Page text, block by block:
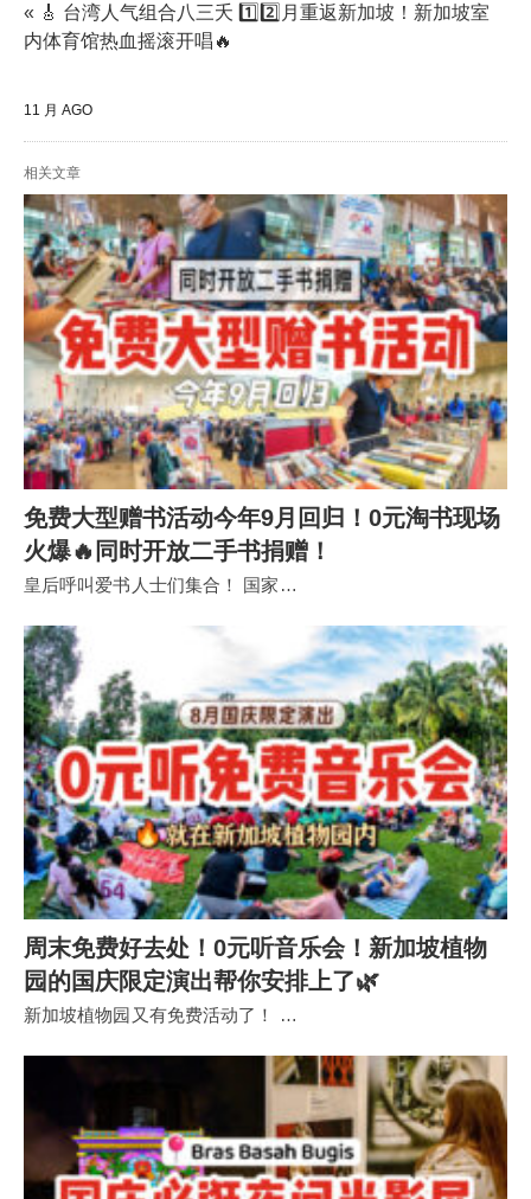
« 🎸 台湾人气组合八三夭 1️⃣2️⃣月重返新加坡！新加坡室
内体育馆热血摇滚开唱🔥
11 月 AGO
相关文章
免费大型赠书活动今年9月回归！0元淘书现场
火爆🔥同时开放二手书捐赠！
皇后呼叫爱书人士们集合！ 国家…
周末免费好去处！0元听音乐会！新加坡植物
园的国庆限定演出帮你安排上了🌿
新加坡植物园又有免费活动了！ …